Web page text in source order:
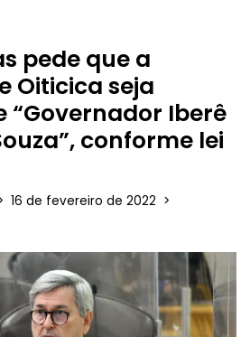
pede que a
Oiticica seja
“Governador Iberê
conforme lei
16 de fevereiro de 2022